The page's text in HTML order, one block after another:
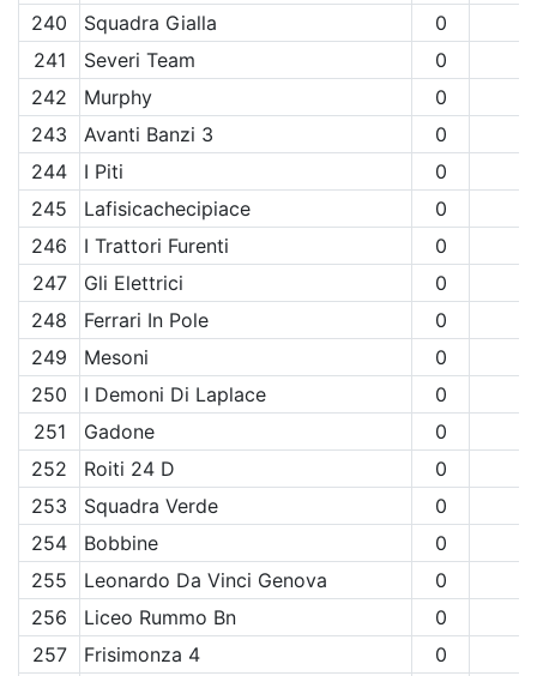
240
Squadra Gialla
0
241
Severi Team
0
242
Murphy
0
243
Avanti Banzi 3
0
244
I Piti
0
245
Lafisicachecipiace
0
246
I Trattori Furenti
0
247
Gli Elettrici
0
248
Ferrari In Pole
0
249
Mesoni
0
250
I Demoni Di Laplace
0
251
Gadone
0
252
Roiti 24 D
0
253
Squadra Verde
0
254
Bobbine
0
255
Leonardo Da Vinci Genova
0
256
Liceo Rummo Bn
0
257
Frisimonza 4
0